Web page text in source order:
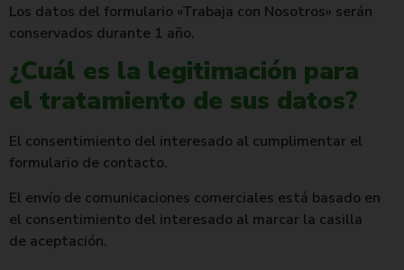
Los datos del formulario «Trabaja con Nosotros» serán
conservados durante 1 año.
¿Cuál es la legitimación para
el tratamiento de sus datos?
El consentimiento del interesado al cumplimentar el
formulario de contacto.
El envío de comunicaciones comerciales está basado en
el consentimiento del interesado al marcar la casilla
de aceptación.